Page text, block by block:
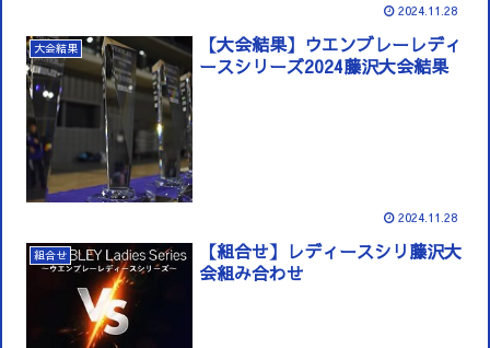
2024.11.28
大会結果
【大会結果】ウエンブレーレディ
ースシリーズ2024藤沢大会結果
2024.11.28
組合せ
【組合せ】レディースシリ藤沢大
会組み合わせ